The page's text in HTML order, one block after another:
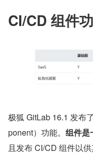
CI/CD 组件
极狐 GitLab 16.1 发布
ponent）功能。 组件是
且发布 CI/CD 组件以